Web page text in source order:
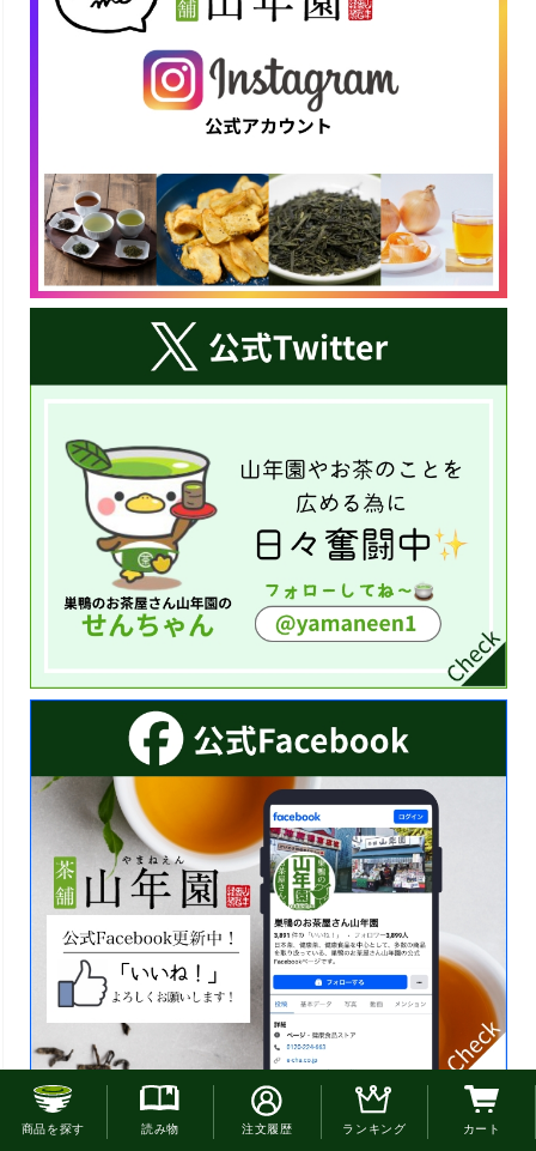
お電話でのご注文はこちら
商品を探す 読み物 注文履歴 ランキング カート